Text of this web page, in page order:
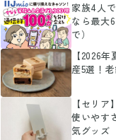
家族4人
なら最大
で）
【2026
産5選！
【セリア
使いやす
気グッズ